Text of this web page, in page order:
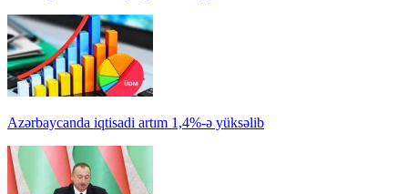
Azərbaycanda iqtisadi artım 1,4%-ə yüksəlib